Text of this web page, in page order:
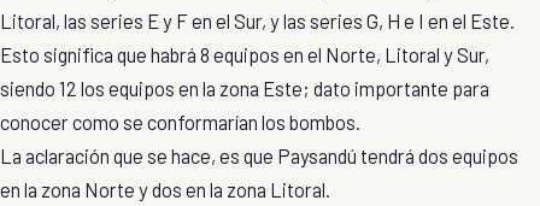
Litoral, las series E y F en el Sur, y las series G, H e I en el Este.
Esto significa que habrá 8 equipos en el Norte, Litoral y Sur,
siendo 12 los equipos en la zona Este; dato importante para
conocer como se conformarían los bombos.
La aclaración que se hace, es que Paysandú tendrá dos equipos
en la zona Norte y dos en la zona Litoral.